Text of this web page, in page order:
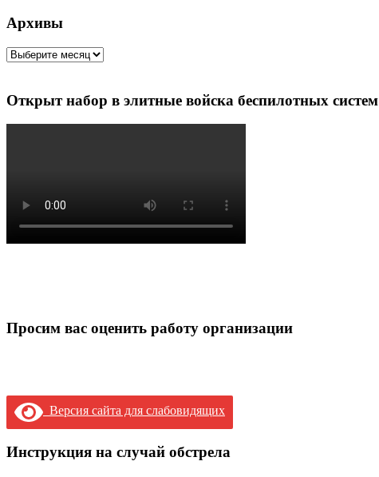
Архивы
Архивы
Открыт набор в элитные войска беспилотных систем
Просим вас оценить работу организации
Версия сайта для слабовидящих
Инструкция на случай обстрела